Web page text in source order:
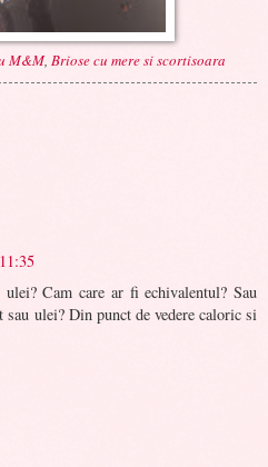
M&M, Briose cu mere si scortisoara
Cam care ar fi echivalentul? Sau
sau ulei? Din punct de vedere caloric si